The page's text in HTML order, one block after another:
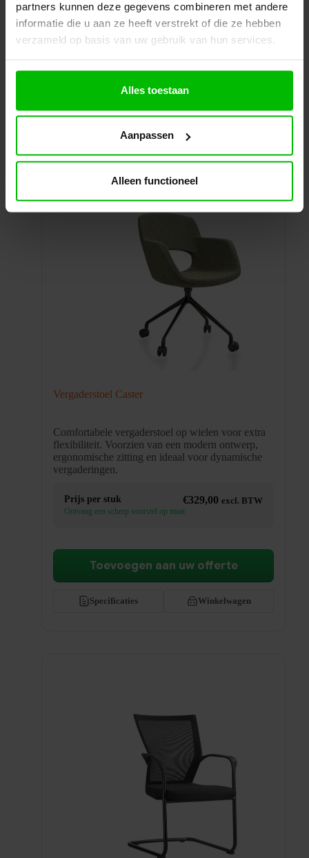
partners kunnen deze gegevens combineren met andere
informatie die u aan ze heeft verstrekt of die ze hebben
verzameld op basis van uw gebruik van hun services.
Alles toestaan
Aanpassen
Alleen functioneel
Ontvang een scherp voorstel op maat
Specificaties
Toevoegen aan uw offerte
Vergaderstoel Caster
Comfortabele vergaderstoel op wielen voor extra
flexibiliteit. Voorzien van een modern ontwerp,
ergonomische zitting en ideaal voor dynamische
vergaderingen.
Prijs per stuk €329,00 excl. BTW
Ontvang een scherp voorstel op maat
Specificaties Winkelwagen
Toevoegen aan uw offerte